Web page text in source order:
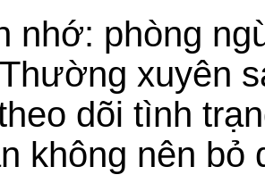
nhớ: phòng
xuyên
dõi tình
không nên bỏ